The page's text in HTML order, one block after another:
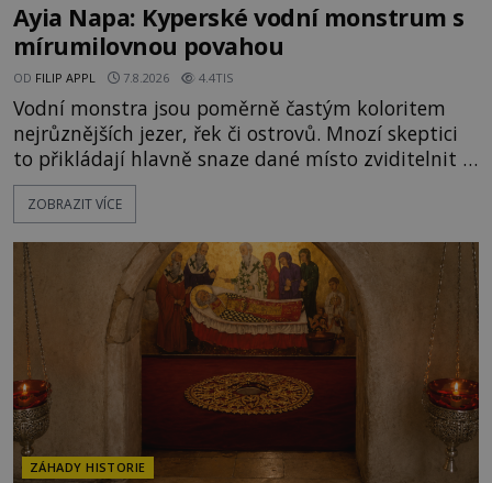
Ayia Napa: Kyperské vodní monstrum s
mírumilovnou povahou
OD FILIP APPL 7.8.2026 4.4TIS
Vodní monstra jsou poměrně častým koloritem
nejrůznějších jezer, řek či ostrovů. Mnozí skeptici
to přikládají hlavně snaze dané místo zviditelnit a
přitáhnout k němu pozornost záhadám
nakloněných turistů. Je to také případ kyperského
legendami o něm ukrývat nějaký pravdivý základ?
V blízkosti Mysu Greco, jak se přez
ZOBRAZIT VÍCE
ZÁHADY HISTORIE